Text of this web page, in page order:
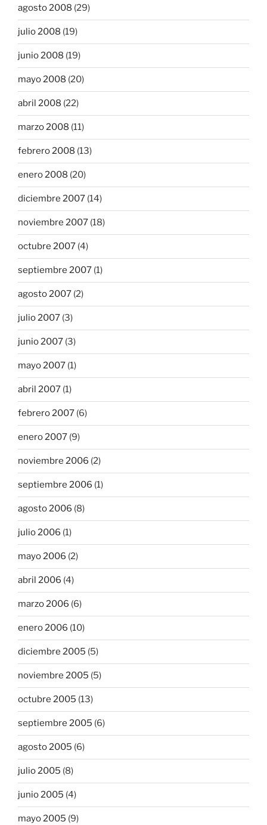
agosto 2008 (29)
julio 2008 (19)
junio 2008 (19)
mayo 2008 (20)
abril 2008 (22)
marzo 2008 (11)
febrero 2008 (13)
enero 2008 (20)
diciembre 2007 (14)
noviembre 2007 (18)
octubre 2007 (4)
septiembre 2007 (1)
agosto 2007 (2)
julio 2007 (3)
junio 2007 (3)
mayo 2007 (1)
abril 2007 (1)
febrero 2007 (6)
enero 2007 (9)
noviembre 2006 (2)
septiembre 2006 (1)
agosto 2006 (8)
julio 2006 (1)
mayo 2006 (2)
abril 2006 (4)
marzo 2006 (6)
enero 2006 (10)
diciembre 2005 (5)
noviembre 2005 (5)
octubre 2005 (13)
septiembre 2005 (6)
agosto 2005 (6)
julio 2005 (8)
junio 2005 (4)
mayo 2005 (9)